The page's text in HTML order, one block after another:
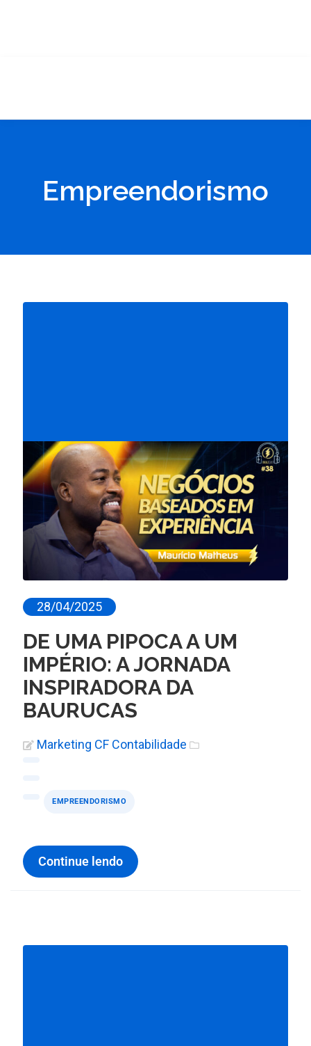
Empreendorismo
28/04/2025
DE UMA PIPOCA A UM
IMPÉRIO: A JORNADA
INSPIRADORA DA
BAURUCAS
Marketing CF Contabilidade
EMPREENDORISMO
Continue lendo